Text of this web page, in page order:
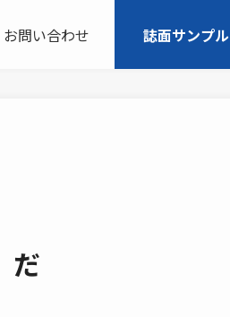
お問い合わせ 誌面サンプル
だ